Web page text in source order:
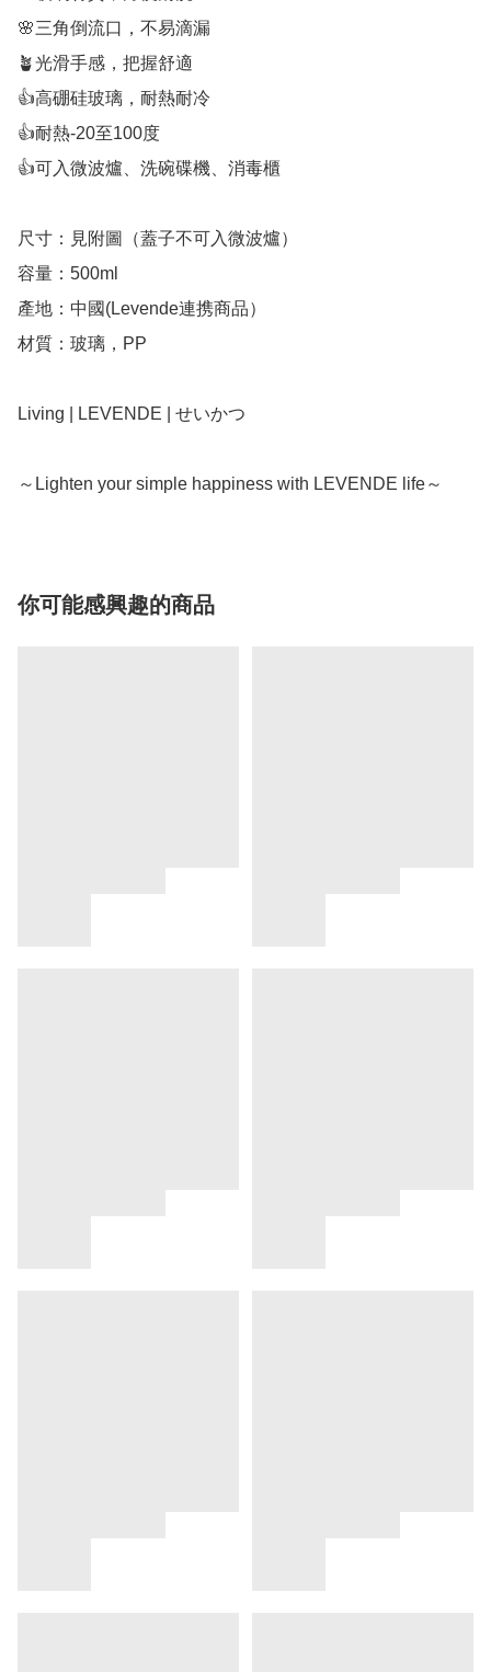
🌸三角倒流口，不易滴漏
🪴光滑手感，把握舒適
👍高硼硅玻璃，耐熱耐冷
👍耐熱-20至100度
👍可入微波爐、洗碗碟機、消毒櫃
尺寸：見附圖（蓋子不可入微波爐）
容量：500ml
產地：中國(Levende連携商品）
材質：玻璃，PP
Living | LEVENDE | せいかつ
～Lighten your simple happiness with LEVENDE life～
你可能感興趣的商品